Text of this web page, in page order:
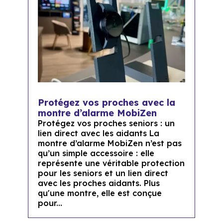
Protégez vos proches avec la
montre d’alarme MobiZen
Protégez vos proches seniors : un
lien direct avec les aidants La
montre d’alarme MobiZen n’est pas
qu’un simple accessoire : elle
représente une véritable protection
pour les seniors et un lien direct
avec les proches aidants. Plus
qu'une montre, elle est conçue
pour...